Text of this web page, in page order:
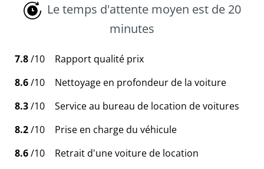
Le temps d'attente moyen est de 20
minutes
7.8/10
Rapport qualité prix
8.6/10
Nettoyage en profondeur de la voiture
8.3/10
Service au bureau de location de voitures
8.2/10
Prise en charge du véhicule
8.6/10 Retrait d'une voiture de location